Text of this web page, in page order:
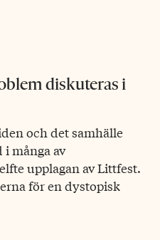
diskuteras i
och det samhälle
många av
upplagan av Littfest.
för en dystopisk